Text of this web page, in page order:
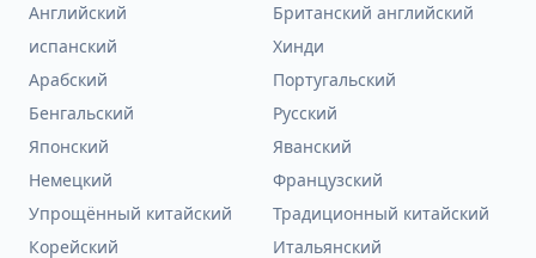
Английский
Британский английский
испанский
Хинди
Арабский
Португальский
Бенгальский
Русский
Японский
Яванский
Немецкий
Французский
Упрощённый китайский
Традиционный китайский
Корейский
Итальянский